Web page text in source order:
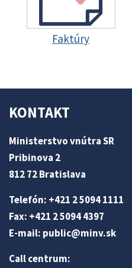
Faktúry
KONTAKT
Ministerstvo vnútra SR
Pribinova 2
812 72 Bratislava
Telefón: +421 2 5094 1111
Fax: +421 2 5094 4397
E-mail: public@minv.sk
Call centrum: